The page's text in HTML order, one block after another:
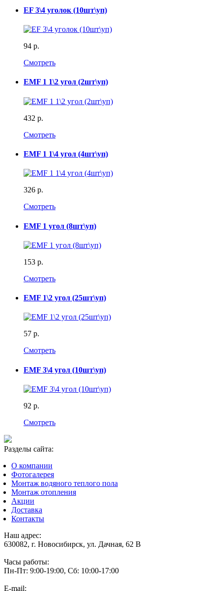
EF 3\4 уголок (10шт\уп)
94 р.
Смотреть
EMF 1 1\2 угол (2шт\уп)
432 р.
Смотреть
EMF 1 1\4 угол (4шт\уп)
326 р.
Смотреть
EMF 1 угол (8шт\уп)
153 р.
Смотреть
EMF 1\2 угол (25шт\уп)
57 р.
Смотреть
EMF 3\4 угол (10шт\уп)
92 р.
Смотреть
Разделы сайта:
О компании
Фотогалерея
Монтаж водяного теплого пола
Монтаж отопления
Акции
Доставка
Контакты
Наш адрес:
630082, г. Новосибирск, ул. Дачная, 62 В
Часы работы:
Пн-Пт: 9:00-19:00, Сб: 10:00-17:00
E-mail: